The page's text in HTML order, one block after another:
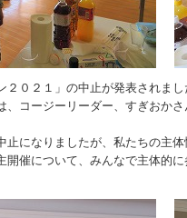
０２１」の中止が発表されまし
、コージーリーダー、すぎおか
止になりましたが、私たちの主
開催について、みんなで主体的に